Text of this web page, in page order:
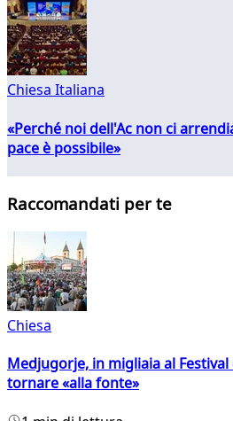
Chiesa Italiana
«Perché noi dell'Ac non ci
pace è possibile»
Raccomandati per te
Chiesa
Medjugorje, in migliaia al
tornare «alla fonte»